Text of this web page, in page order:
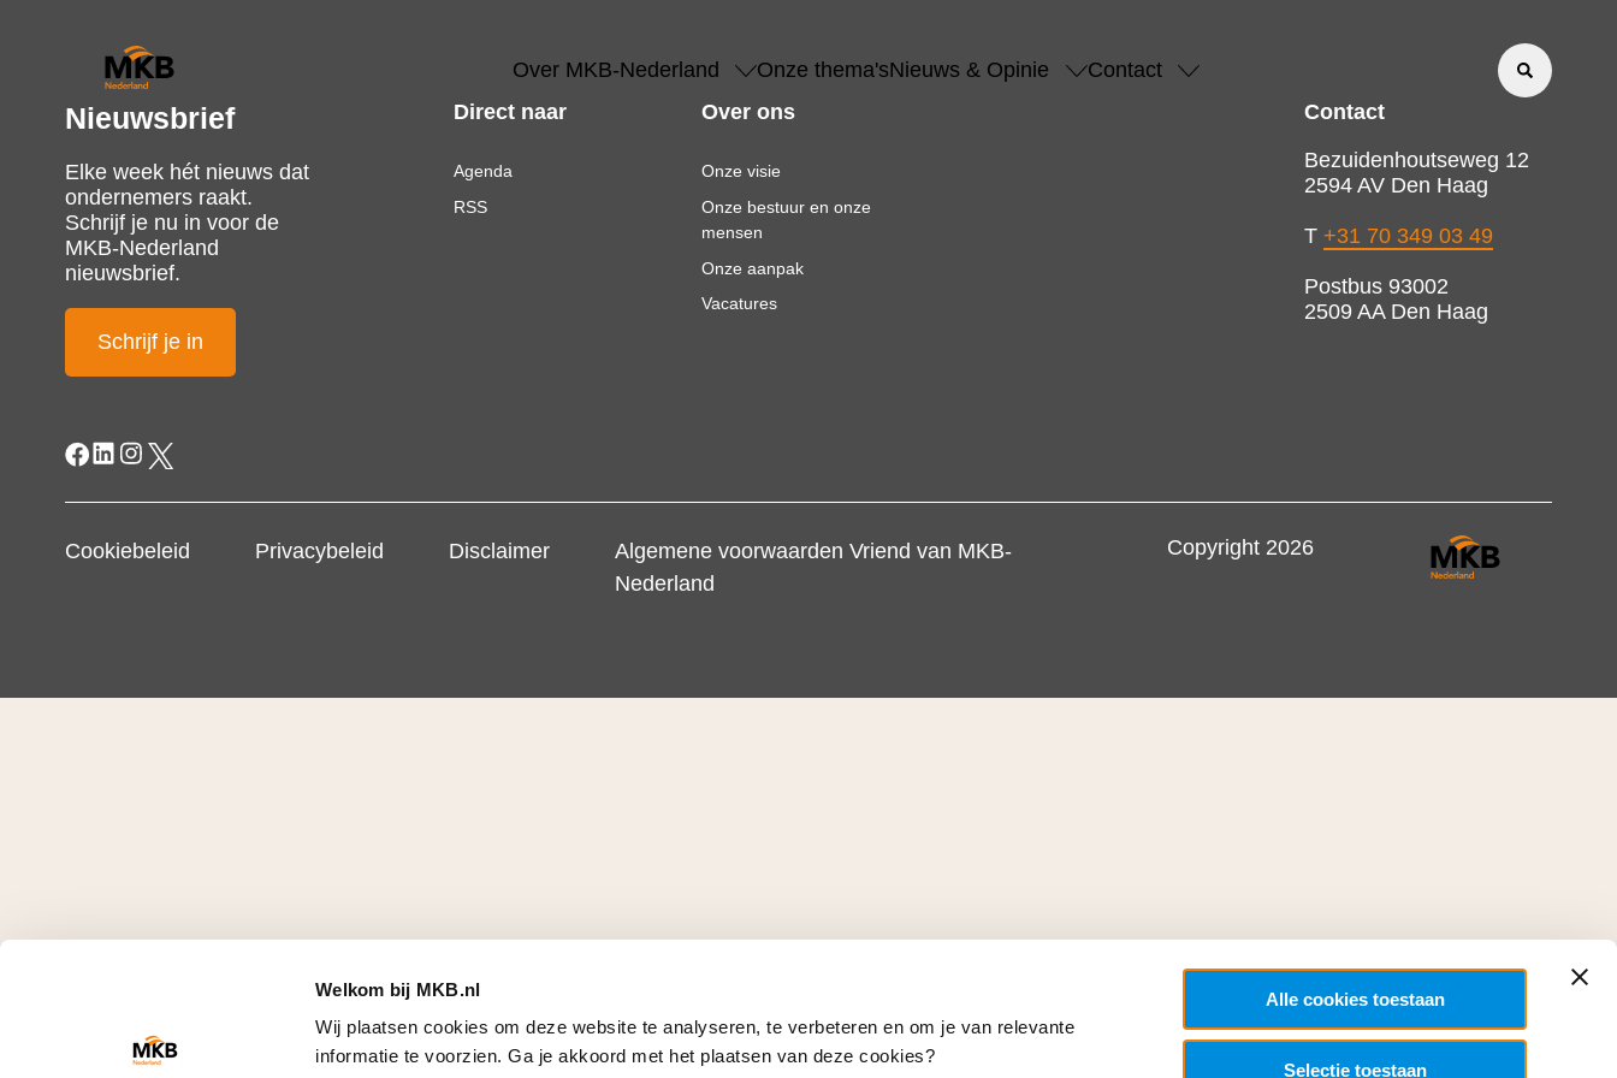
Welkom bij MKB.nl
Wij plaatsen cookies om deze website te analyseren, te verbeteren en om je van relevante
informatie te voorzien. Ga je akkoord met het plaatsen van deze cookies?
Alle cookies toestaan
Selectie toestaan
Over MKB-Nederland Onze thema'sNieuws & Opinie Contact
Nieuwsbrief
Elke week hét nieuws dat
ondernemers raakt.
Schrijf je nu in voor de
MKB-Nederland
nieuwsbrief.
Schrijf je in
Direct naar
Agenda
RSS
Over ons
Onze visie
Onze bestuur en onze
mensen
Onze aanpak
Vacatures
Contact
Bezuidenhoutseweg 12
2594 AV Den Haag
T +31 70 349 03 49
Postbus 93002
2509 AA Den Haag
Cookiebeleid Privacybeleid Disclaimer
Algemene voorwaarden Vriend van MKB-
Nederland
Copyright 2026